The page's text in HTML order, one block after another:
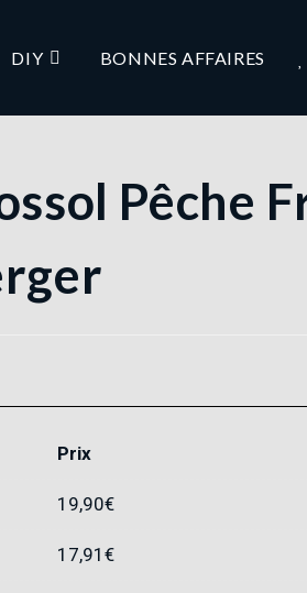
DIY BONNES AFFAIRES
Pêche
Prix
19,90€
17,91 €